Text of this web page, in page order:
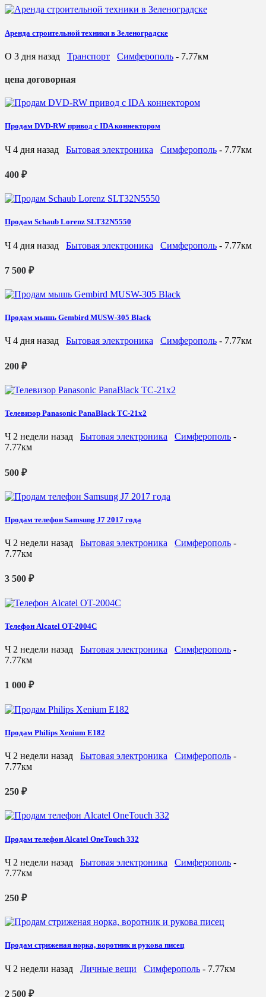
Аренда строительной техники в Зеленоградске
О 3 дня назад Транспорт Симферополь - 7.77км
цена договорная
Продам DVD-RW привод с IDA коннектором
Ч 4 дня назад Бытовая электроника Симферополь - 7.77км
400 ₽
Продам Schaub Lorenz SLT32N5550
Ч 4 дня назад Бытовая электроника Симферополь - 7.77км
7 500 ₽
Продам мышь Gembird MUSW-305 Black
Ч 4 дня назад Бытовая электроника Симферополь - 7.77км
200 ₽
Телевизор Panasonic PanaBlack TC-21x2
Ч 2 недели назад Бытовая электроника Симферополь -
7.77км
500 ₽
Продам телефон Samsung J7 2017 года
Ч 2 недели назад Бытовая электроника Симферополь -
7.77км
3 500 ₽
Телефон Alcatel OT-2004C
Ч 2 недели назад Бытовая электроника Симферополь -
7.77км
1 000 ₽
Продам Philips Xenium E182
Ч 2 недели назад Бытовая электроника Симферополь -
7.77км
250 ₽
Продам телефон Alcatel OneTouch 332
Ч 2 недели назад Бытовая электроника Симферополь -
7.77км
250 ₽
Продам стриженая норка, воротник и рукова писец
Ч 2 недели назад Личные вещи Симферополь - 7.77км
2 500 ₽